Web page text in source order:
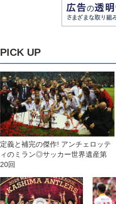
PICK UP
定義と補完の傑作! アンチェロッテ
ィのミラン◎サッカー世界遺産第
20回